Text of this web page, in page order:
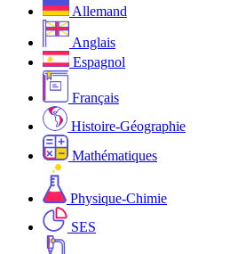
Allemand
Anglais
Espagnol
Français
Histoire-Géographie
Mathématiques
Physique-Chimie
SES